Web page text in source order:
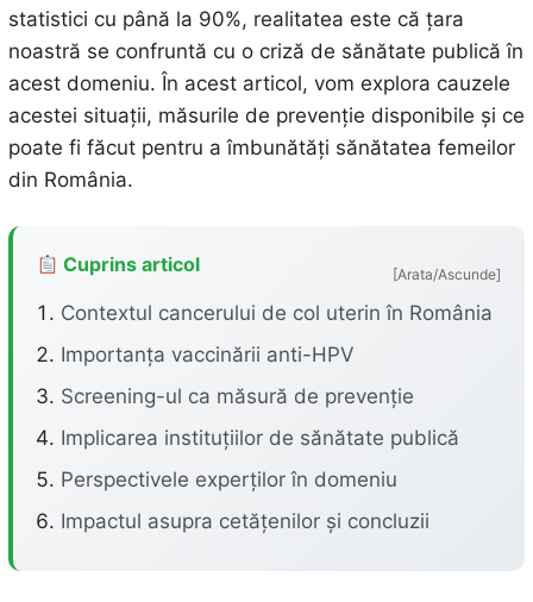
statistici cu până la 90%, realitatea este că țara
noastră se confruntă cu o criză de sănătate publică în
acest domeniu. În acest articol, vom explora cauzele
acestei situații, măsurile de prevenție disponibile și ce
poate fi făcut pentru a îmbunătăți sănătatea femeilor
din România.
Cuprins articol [Arata/Ascunde]
Contextul cancerului de col uterin în România
Importanța vaccinării anti-HPV
Screening-ul ca măsură de prevenție
Implicarea instituțiilor de sănătate publică
Perspectivele experților în domeniu
Impactul asupra cetățenilor și concluzii